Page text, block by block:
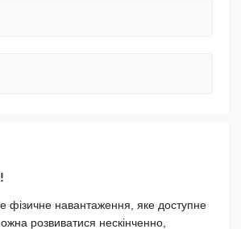
фізичне навантаження, яке доступне
розвиватися нескінченно,